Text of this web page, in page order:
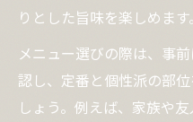
焼肉 献立を豊か
焼肉とバランス
フライパン焼肉
焼肉 サイドメ
りとした旨味を楽しめます。
メニュー選びの際は、事
認し、定番と個性派の部
しょう。例えば、家族や